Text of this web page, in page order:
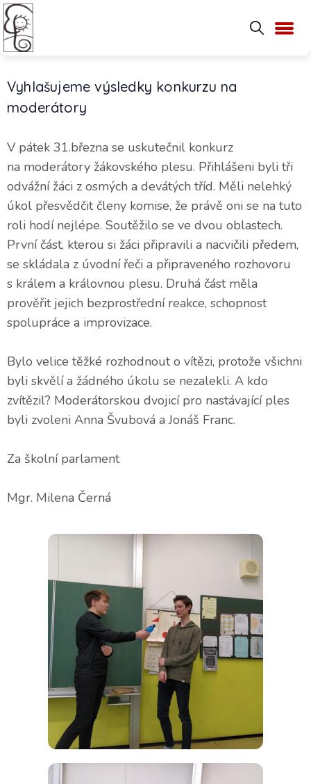
Vyhlašujeme výsledky konkurzu na
moderátory
V pátek 31.března se uskutečnil konkurz
na moderátory žákovského plesu. Přihlášeni byli tři
odvážní žáci z osmých a devátých tříd. Měli nelehký
úkol přesvědčit členy komise, že právě oni se na tuto
roli hodí nejlépe. Soutěžilo se ve dvou oblastech.
První část, kterou si žáci připravili a nacvičili předem,
se skládala z úvodní řeči a připraveného rozhovoru
s králem a královnou plesu. Druhá část měla
prověřit jejich bezprostřední reakce, schopnost
spolupráce a improvizace.
Bylo velice těžké rozhodnout o vítězi, protože všichni
byli skvělí a žádného úkolu se nezalekli. A kdo
zvítězil? Moderátorskou dvojicí pro nastávající ples
byli zvoleni Anna Švubová a Jonáš Franc.
Za školní parlament
Mgr. Milena Černá